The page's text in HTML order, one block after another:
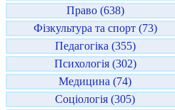
Право (638)
Фізкультура та спорт (73)
Педагогіка (355)
Психологія (302)
Медицина (74)
Соціологія (305)